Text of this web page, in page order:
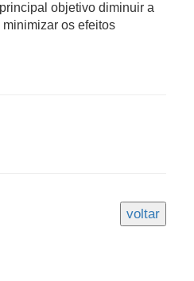
objetivo diminuir a
os efeitos